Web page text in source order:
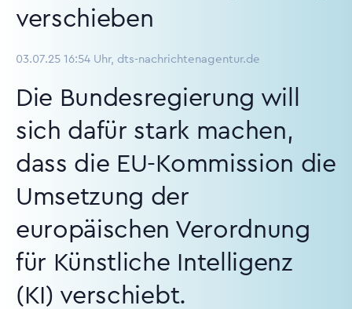
verschieben
03.07.25 16:54 Uhr, dts-nachrichtenagentur.de
Die Bundesregierung will
sich dafür stark machen,
dass die EU-Kommission die
Umsetzung der
europäischen Verordnung
für Künstliche Intelligenz
(KI) verschiebt.